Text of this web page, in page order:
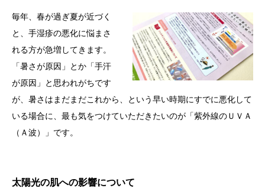
毎年、春が過ぎ夏が近づく
と、手湿疹の悪化に悩まさ
れる方が急増してきます。
「暑さが原因」とか「手汗
が原因」と思われがちです
が、暑さはまだまだこれから、という早い時期にすでに悪化して
いる場合に、最も気をつけていただきたいのが「紫外線のＵＶＡ
（Ａ波）」です。
太陽光の肌への影響について